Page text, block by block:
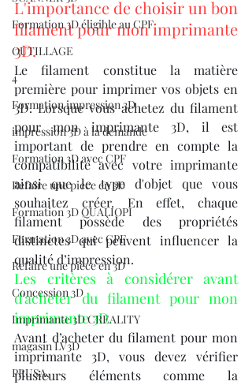
Formation 3D éligible au CPF
OUTILLAGE
4
Formation impression 3D
impression 3D à la demande
Formation 3D avec CPF
Refaire une piece en 3D
Formation 3D QUALIOPI
Formation 3D avec CPF
Refaire une pièce en 3D
Concession 3D
Imprimante 3D CREALITY
magasin LV3D
PRUSA,
L'importance de choisir un bon
filament pour mon imprimante
3D.
Le filament constitue la matière
première pour imprimer vos objets en
3D. Lorsque vous achetez du filament
pour mon imprimante 3D, il est
important de prendre en compte la
compatibilité avec votre imprimante
ainsi que le type d'objet que vous
souhaitez créer. En effet, chaque
filament possède des propriétés
distinctes qui peuvent influencer la
qualité d’impression.
Les critères à considérer avant
d'acheter du filament pour mon
imprimante 3D.
Avant d’acheter du filament pour mon
imprimante 3D, vous devez vérifier
plusieurs éléments comme la